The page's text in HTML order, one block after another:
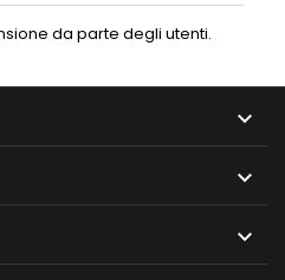
da parte degli utenti.


